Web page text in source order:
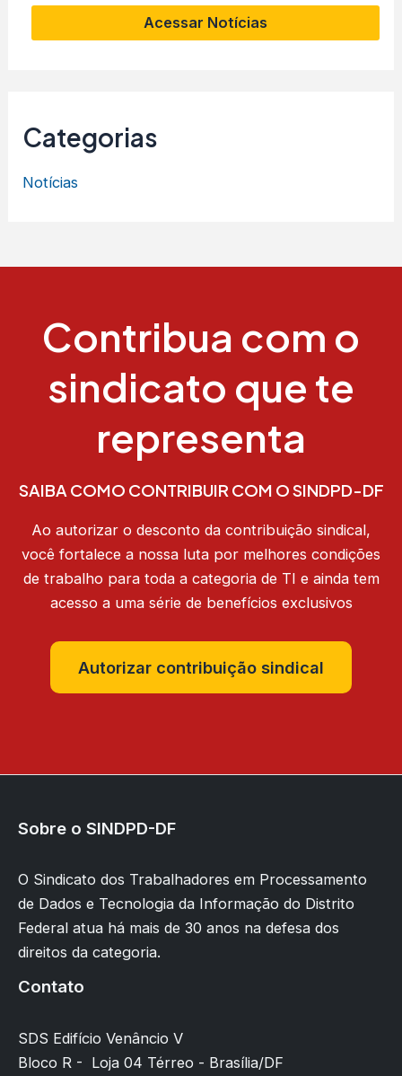
Acessar Notícias
Categorias
Notícias
Contribua com o
sindicato que te
representa
SAIBA COMO CONTRIBUIR COM O SINDPD-DF
Ao autorizar o desconto da contribuição sindical,
você fortalece a nossa luta por melhores condições
de trabalho para toda a categoria de TI e ainda tem
acesso a uma série de benefícios exclusivos
Autorizar contribuição sindical
Sobre o SINDPD-DF
O Sindicato dos Trabalhadores em Processamento
de Dados e Tecnologia da Informação do Distrito
Federal atua há mais de 30 anos na defesa dos
direitos da categoria.
Contato
SDS Edifício Venâncio V
Bloco R - Loja 04 Térreo - Brasília/DF